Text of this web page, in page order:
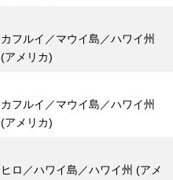
カフルイ／マウイ島／ハワイ州
(アメリカ)
カフルイ／マウイ島／ハワイ州
(アメリカ)
ヒロ／ハワイ島／ハワイ州 (アメ